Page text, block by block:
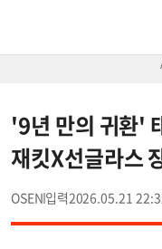
'9년 만의 귀환'
재킷X선글라스
OSEN 2026.05.21